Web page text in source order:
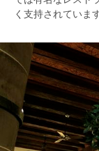
く支持されています